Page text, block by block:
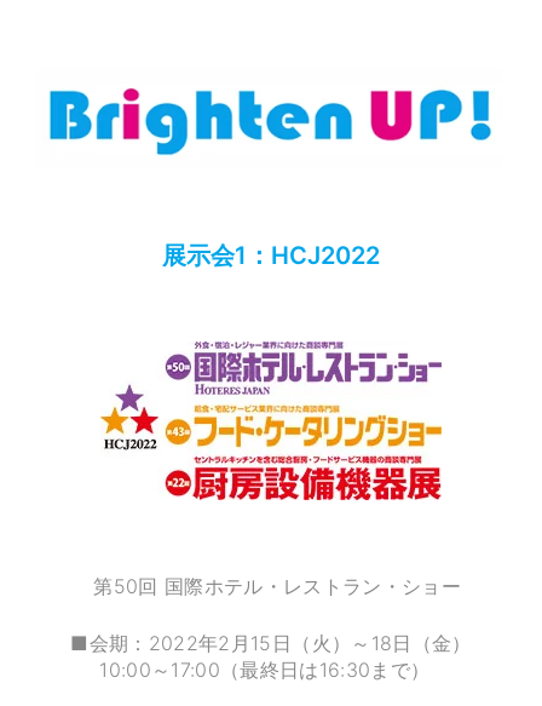
展示会1：HCJ2022
第50回 国際ホテル・レストラン・ショー
■会期：2022年2月15日（火）～18日（金）
10:00～17:00（最終日は16:30まで）